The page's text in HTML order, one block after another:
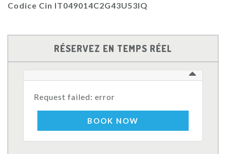
Codice Cin IT049014C2G43U53IQ
RÉSERVEZ EN TEMPS RÉEL
Request failed: error
BOOK NOW